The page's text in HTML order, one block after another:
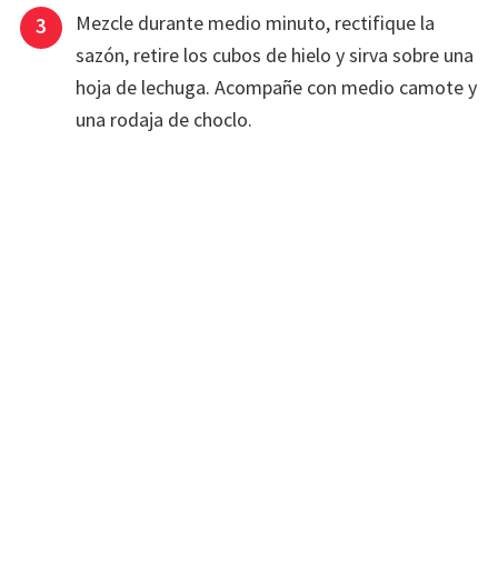
Mezcle durante medio minuto, rectifique la
sazón, retire los cubos de hielo y sirva sobre una
hoja de lechuga. Acompañe con medio camote y
una rodaja de choclo.